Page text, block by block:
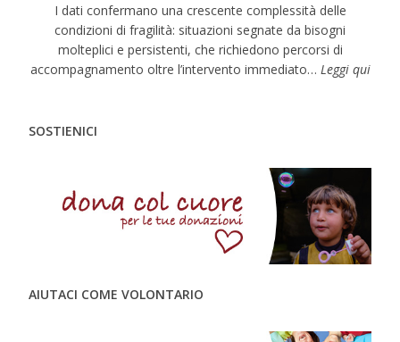
I dati confermano una crescente complessità delle
condizioni di fragilità: situazioni segnate da bisogni
molteplici e persistenti, che richiedono percorsi di
accompagnamento oltre l’intervento immediato… Leggi qui
SOSTIENICI
AIUTACI COME VOLONTARIO